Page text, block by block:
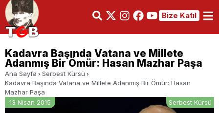
Bize Katıl
Kadavra Başında Vatana ve Millete
Adanmış Bir Ömür: Hasan Mazhar Paşa
Ana Sayfa
Serbest Kürsü
Kadavra Başında Vatana ve Millete Adanmış Bir Ömür: Hasan
Mazhar Paşa
13 Nisan 2015
Serbest Kürsü